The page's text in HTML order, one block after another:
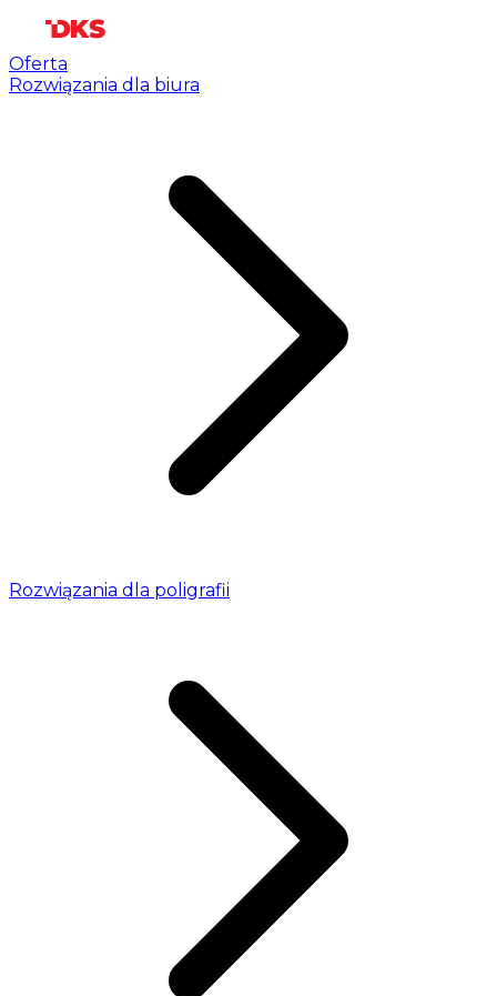
Oferta
Rozwiązania dla biura
Rozwiązania dla poligrafii